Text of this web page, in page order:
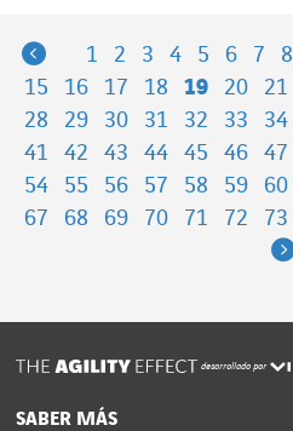
Previous
1 2 3 4 5 6 7 8
15
16 17 18 19 20 21
28
29 30 31 32 33 34
41
42 43 44 45 46 47
54
55 56 57 58 59 60
67
68 69 70 71 72 73
desarrollado por
SABER MÁS